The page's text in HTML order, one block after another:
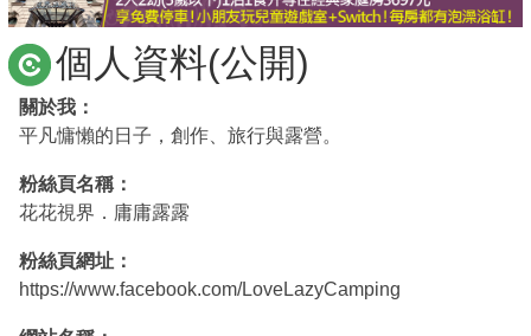
討論區
聯絡我們
APP下載
個人資料(公開)
關於我：
平凡慵懶的日子，創作、旅行與露營。
粉絲頁名稱：
花花視界．庸庸露露
粉絲頁網址：
https://www.facebook.com/LoveLazyCamping